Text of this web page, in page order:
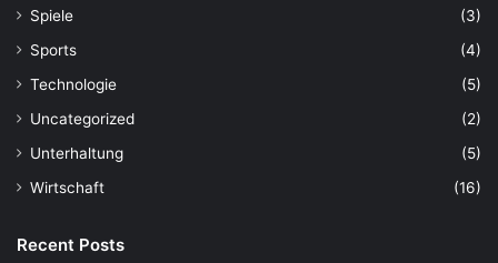
Spiele
(3)
Sports
(4)
Technologie
(5)
Uncategorized
(2)
Unterhaltung
(5)
Wirtschaft
(16)
Recent Posts